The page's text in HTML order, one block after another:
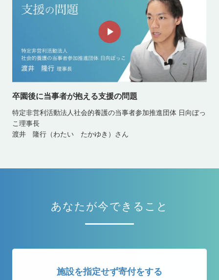
卒園後に当事者が抱える支援の問題
特定非営利活動法人社会的養護の当事者参加推進団体 日向ぼっ
こ理事長
渡井 隆行（わたい たかゆき）さん
あなたが今できること
施設を指定せず寄付をする